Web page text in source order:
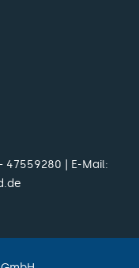
47559280 | E-Mail: